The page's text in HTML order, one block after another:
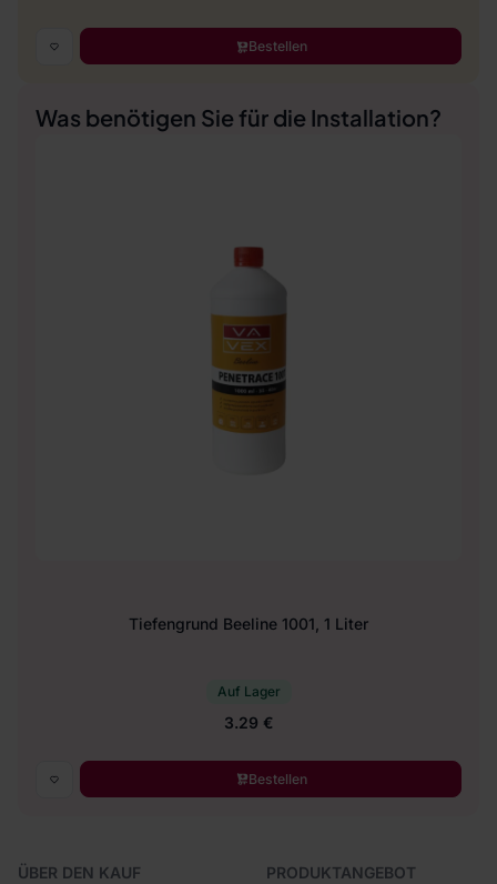
Bestellen
Was benötigen Sie für die Installation?
Tiefengrund Beeline 1001, 1 Liter
Auf Lager
3.29 €
Bestellen
ÜBER DEN KAUF
PRODUKTANGEBOT